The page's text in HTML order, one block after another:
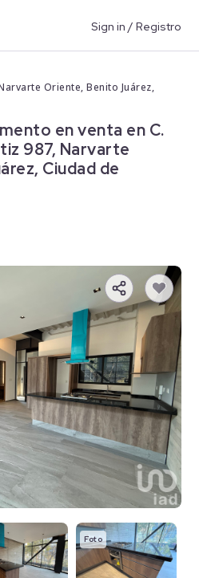
Sign in / Registro
Oriente, Benito Juárez,
en venta en C.
987, Narvarte
Ciudad de
Foto